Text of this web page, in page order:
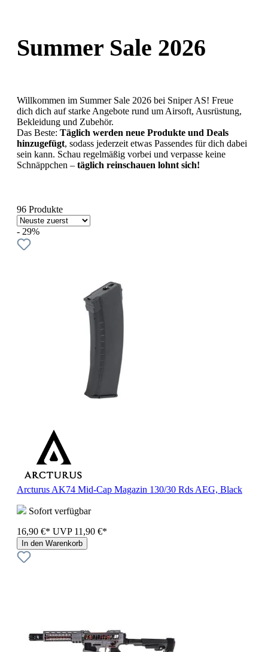
Summer Sale 2026
Willkommen im Summer Sale 2026 bei Sniper AS! Freue
dich dich auf starke Angebote rund um Airsoft, Ausrüstung,
Bekleidung und Zubehör.
Das Beste: Täglich werden neue Produkte und Deals
hinzugefügt, sodass jederzeit etwas Passendes für dich dabei
sein kann. Schau regelmäßig vorbei und verpasse keine
Schnäppchen – täglich reinschauen lohnt sich!
96 Produkte
- 29%
Arcturus AK74 Mid-Cap Magazin 130/30 Rds AEG, Black
Sofort verfügbar
16,90 €* UVP 11,90 €*
In den Warenkorb